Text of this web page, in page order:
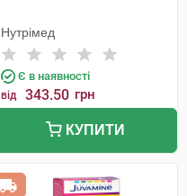
Нутрімед
Є в наявності
від 343.50 грн
КУПИТИ